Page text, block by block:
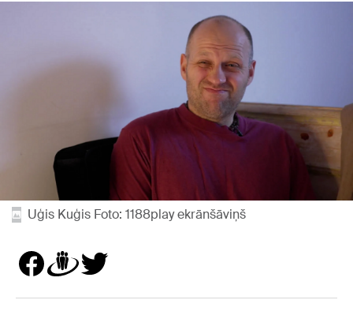
Uģis Kuģis Foto: 1188play ekrānšāviņš